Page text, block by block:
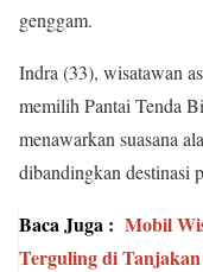
genggam.
Indra (33), wisatawan
memilih Pantai Tenda
menawarkan suasana
dibandingkan destinasi
Baca Juga : Mobil
Terguling di